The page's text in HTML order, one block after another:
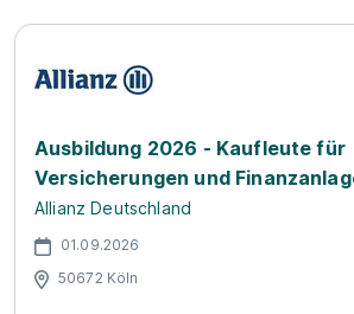
Ausbildung 2026 - Kaufleute für
Versicherungen und
Allianz Deutschland
01.09.2026
50672 Köln